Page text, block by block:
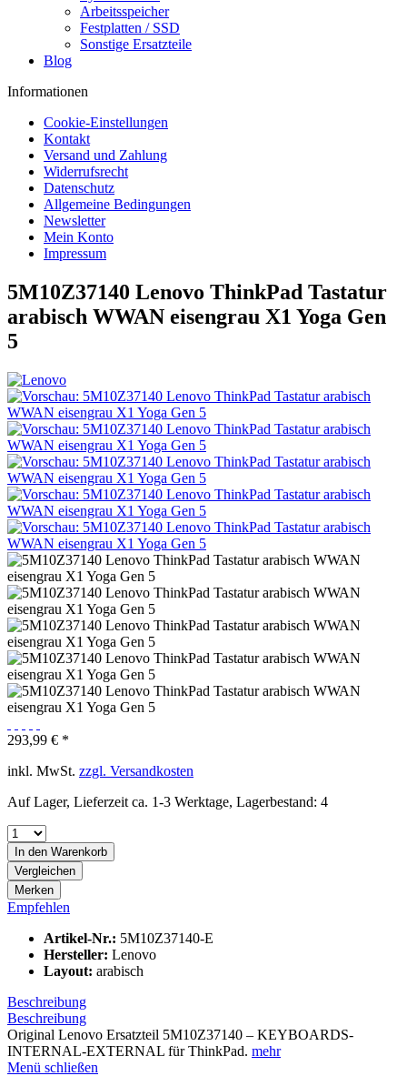
Arbeitsspeicher
Festplatten / SSD
Sonstige Ersatzteile
Blog
Informationen
Cookie-Einstellungen
Kontakt
Versand und Zahlung
Widerrufsrecht
Datenschutz
Allgemeine Bedingungen
Newsletter
Mein Konto
Impressum
5M10Z37140 Lenovo ThinkPad Tastatur
arabisch WWAN eisengrau X1 Yoga Gen
5
293,99 € *
inkl. MwSt. zzgl. Versandkosten
Auf Lager, Lieferzeit ca. 1-3 Werktage, Lagerbestand: 4
In den Warenkorb
Vergleichen
Merken
Empfehlen
Artikel-Nr.: 5M10Z37140-E
Hersteller: Lenovo
Layout: arabisch
Beschreibung
Beschreibung
Original Lenovo Ersatzteil 5M10Z37140 – KEYBOARDS-
INTERNAL-EXTERNAL für ThinkPad. mehr
Menü schließen